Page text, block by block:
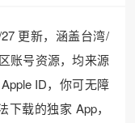
更新，涵盖台湾/
账号资源，均来源
ID，你可无障
载的独家 App，